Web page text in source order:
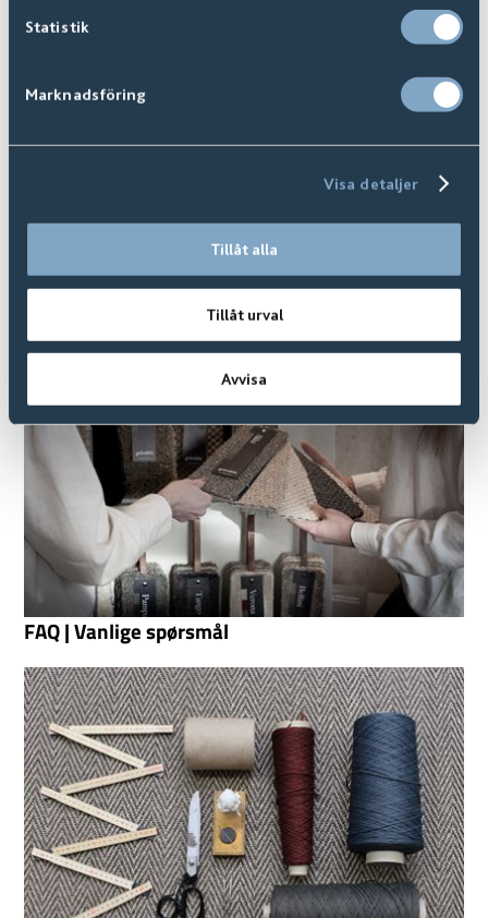
Statistik
Marknadsföring
Visa detaljer
Tillåt alla
Tillåt urval
Avvisa
FAQ | Vanlige spørsmål